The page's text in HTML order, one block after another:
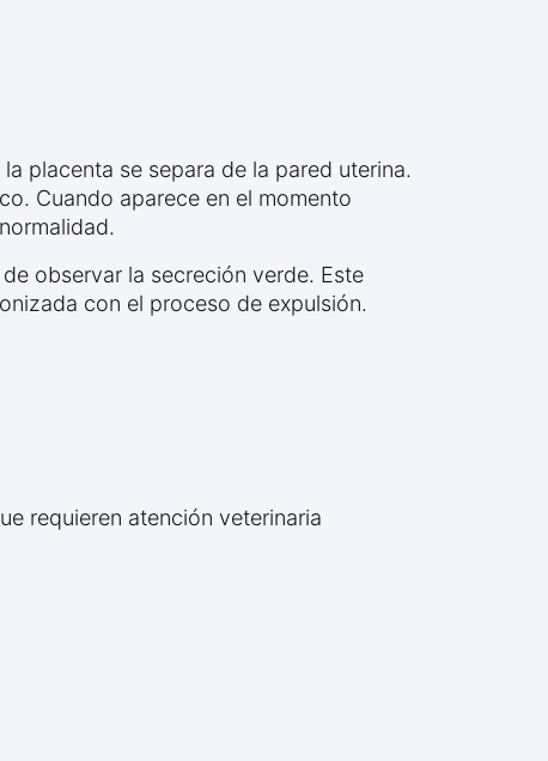
placenta se separa de la pared uterina.
Cuando aparece en el momento
observar la secreción verde. Este
con el proceso de expulsión.
requieren atención veterinaria